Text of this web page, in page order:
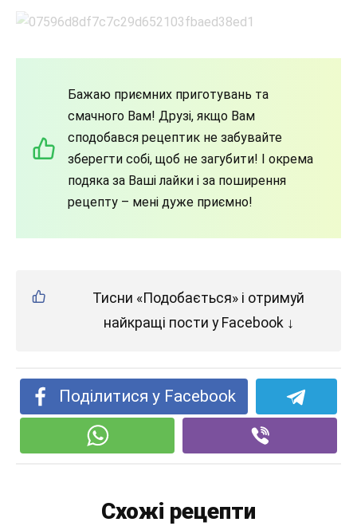
Бажаю приємних приготувань та
смачного Вам! Друзі, якщо Вам
сподобався рецептик не забувайте
зберегти собі, щоб не загубити! І окрема
подяка за Ваші лайки і за поширення
рецепту – мені дуже приємно!
Тисни «Подобається» і отримуй
найкращі пости у Facebook ↓
Поділитися у Facebook
Схожі рецепти